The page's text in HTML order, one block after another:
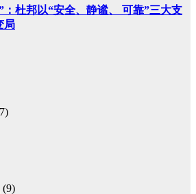
：杜邦以“安全、静谧、 可靠”三大支
局
(9)